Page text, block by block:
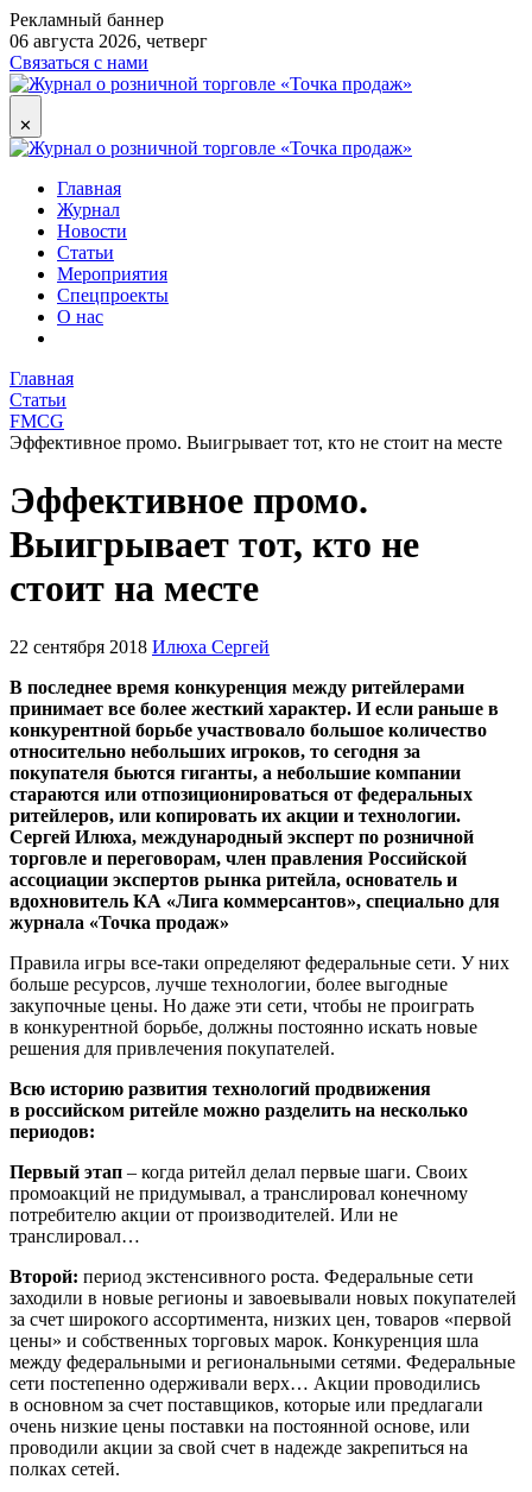
Рекламный баннер
06 августа 2026, четверг
Связаться с нами
✕
Главная
Журнал
Новости
Статьи
Мероприятия
Спецпроекты
О нас
Главная
Статьи
FMCG
Эффективное промо. Выигрывает тот, кто не стоит на месте
Эффективное промо.
Выигрывает тот, кто не
стоит на месте
22 сентября 2018 Илюха Сергей
В последнее время конкуренция между ритейлерами
принимает все более жесткий характер. И если раньше в
конкурентной борьбе участвовало большое количество
относительно небольших игроков, то сегодня за
покупателя бьются гиганты, а небольшие компании
стараются или отпозиционироваться от федеральных
ритейлеров, или копировать их акции и технологии.
Сергей Илюха, международный эксперт по розничной
торговле и переговорам, член правления Российской
ассоциации экспертов рынка ритейла, основатель и
вдохновитель КА «Лига коммерсантов», специально для
журнала «Точка продаж»
Правила игры все-­таки определяют федеральные сети. У них
больше ресурсов, лучше технологии, более выгодные
закупочные цены. Но даже эти сети, чтобы не проиграть
в конкурентной борьбе, должны постоянно искать новые
решения для привлечения покупателей.
Всю историю развития технологий продвижения
в российском ритейле можно разделить на несколько
периодов:
Первый этап – когда ритейл делал первые шаги. Своих
промоакций не придумывал, а транслировал конечному
потребителю акции от производителей. Или не
транслировал…
Второй: период экстенсивного роста. Федеральные сети
заходили в новые регионы и завоевывали новых покупателей
за счет широкого ассортимента, низких цен, товаров «первой
цены» и собственных торговых марок. Конкуренция шла
между федеральными и региональными сетями. Федеральные
сети постепенно одерживали верх… Акции проводились
в основном за счет поставщиков, которые или предлагали
очень низкие цены поставки на постоянной основе, или
проводили акции за свой счет в надежде закрепиться на
полках сетей.